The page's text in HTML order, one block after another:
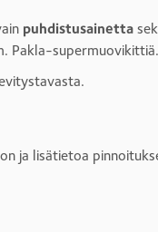
puhdistusainetta
Pakla-supermuovikittiä.
ja lisätietoa